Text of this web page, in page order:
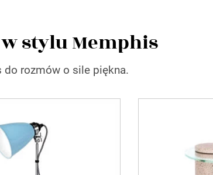
stylu Memphis
do rozmów o sile piękna.